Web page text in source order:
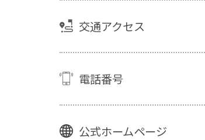
交通アクセス
電話番号
公式ホームページ